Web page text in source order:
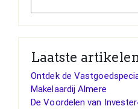
Laatste
Ontdek de
Makelaardij Almere
De Voordelen van